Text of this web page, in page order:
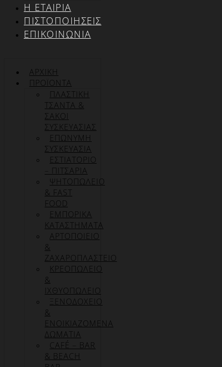
Η ΕΤΑΙΡΊΑ
ΠΙΣΤΟΠΟΙΉΣΕΙΣ
ΕΠΙΚΟΙΝΩΝΊΑ
ΑΡΧΙΚΉ
ΠΡΟΪΌΝΤΑ
ΠΛΑΣΤΙΚΗ
ΤΣΑΝΤΑ &
ΣΑΚΟΙ
ΣΥΣΚΕΥΑΣΙΑΣ
ΕΠΏΝΥΜΗ
ΣΥΣΚΕΥΑΣΊΑ
ΕΣΤΙΑΤΟΡΙΟ
– ΠΙΤΣΑΡΙΑ
ΨΗΤΟΠΩΛΕΙΟ
& FAST
FOOD
ΕΜΠΟΡΙΚΑ
ΚΑΤΑΣΤΗΜΑΤΑ
ΑΡΤΟΠΟΙΕΙΟ
&
ΖΑΧΑΡΟΠΛΑΣΤΕΙΟ
ΚΡΕΟΠΩΛΕΙΟ
&
ΙΧΘΥΟΠΩΛΕΙΟ
ΞΕΝΟΔΟΧΕΙΟ
&
ΕΝΟΙΚΙΑΖΟΜΕΝΑ
ΔΩΜΑΤΙΑ
CAFÉ – BAR
& BEACH